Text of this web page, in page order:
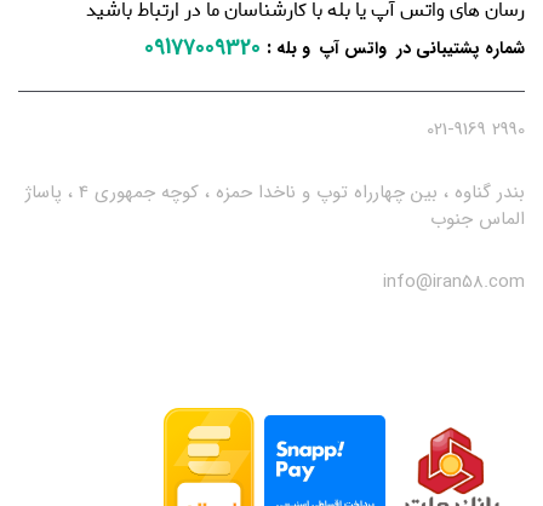
رسان های واتس آپ یا بله با کارشناسان ما در ارتباط باشید
شماره پشتیبانی در واتس آپ و بله :
09177009320
2990 021-9169
بندر گناوه ، بین چهارراه توپ و ناخدا حمزه ، کوچه جمهوری 4 ، پاساژ
الماس جنوب
info@iran58.com